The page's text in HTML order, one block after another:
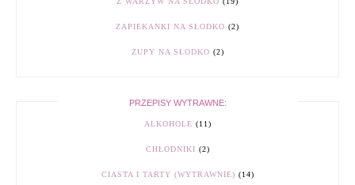
ZAPIEKANKI NA SŁODKO (2)
ZUPY NA SŁODKO (2)
PRZEPISY WYTRAWNE:
ALKOHOLE (11)
CHŁODNIKI (2)
CIASTA I TARTY (WYTRAWNIE) (14)